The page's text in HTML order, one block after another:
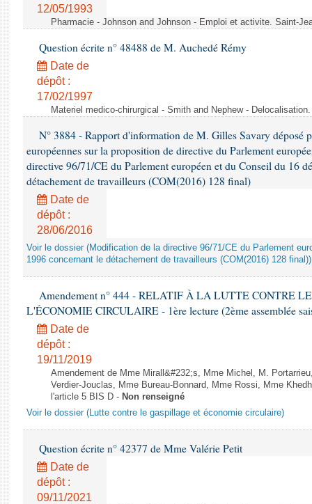
12/05/1993
Pharmacie - Johnson and Johnson - Emploi et activite. Saint-
Question écrite n° 48488 de M. Auchedé Rémy
Date de
dépôt :
17/02/1997
Materiel medico-chirurgical - Smith and Nephew -
N° 3884 - Rapport d'information de M. Gilles Savary déposé
européennes sur la proposition de directive du Parlement
directive 96/71/CE du Parlement européen et du Conseil du 16
détachement de travailleurs (COM(2016) 128 final)
Date de
dépôt :
28/06/2016
Voir le dossier (Modification de la directive 96/71/CE du Parlement
1996 concernant le détachement de travailleurs (COM(2016) 128 final))
Amendement n° 444 - RELATIF À LA LUTTE CONTRE
L'ÉCONOMIE CIRCULAIRE - 1ère lecture (2ème assemblée
Date de
dépôt :
19/11/2019
Amendement de Mme Mirall&#232;s, Mme Michel, M.
Verdier-Jouclas, Mme Bureau-Bonnard, Mme Rossi, Mme
l'article 5 BIS D - Non renseigné
Voir le dossier (Lutte contre le gaspillage et économie circulaire)
Question écrite n° 42377 de Mme Valérie Petit
Date de
dépôt :
09/11/2021